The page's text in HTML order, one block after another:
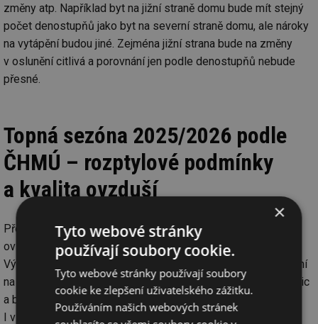
změny atp. Například byt na jižní straně domu bude mít stejný
počet denostupňů jako byt na severní straně domu, ale nároky
na vytápění budou jiné. Zejména jižní strana bude na změny
v oslunění citlivá a porovnání jen podle denostupňů nebude
přesné.
Topná sezóna 2025/2026 podle
ČHMÚ – rozptylové podmínky
a kvalita ovzduší
Přelom roku 2025/2026 byl podle ČHMÚ z pohledu kvality
ovzduší vůbec nejpříznivějším obdobím za nejméně 22 let.
Výrazně k tomu přispěl menší podíl emisí z lokálního vytápění
na tuhá paliva, které patří k hlavním zdrojům prachových částic
a benzo[a]pyrenu, a také příznivější rozptylové podmínky.
I v tradičně nejzatíženějších regionech, včetně
×
Tyto webové stránky
používají soubory cookie.
Tyto webové stránky používají soubory
cookie ke zlepšení uživatelského zážitku.
Používáním našich webových stránek